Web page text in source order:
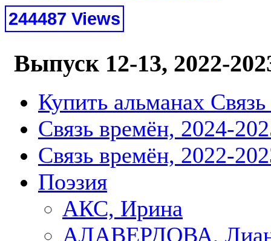
244487 Views
Выпуск 12-13, 2022-
Купить альманах
Связь времён, 2024-
Связь времён, 2022-
Поэзия
АКС, Ирина
АЛАВЕРДОВА,